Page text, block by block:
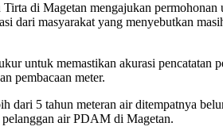
di Magetan mengajukan permohonan
dari masyarakat yang menyebutkan
untuk memastikan akurasi
pembacaan meter.
dari 5 tahun meteran air ditempatnya
pelanggan air PDAM di Magetan.